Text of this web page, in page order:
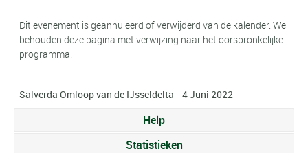
Dit evenement is geannuleerd of verwijderd van de kalender. We
behouden deze pagina met verwijzing naar het oorspronkelijke
programma.
Salverda Omloop van de IJsseldelta - 4 Juni 2022
Help
Statistieken